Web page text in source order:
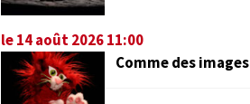
le 14 août 2026 11:00
Comme des images